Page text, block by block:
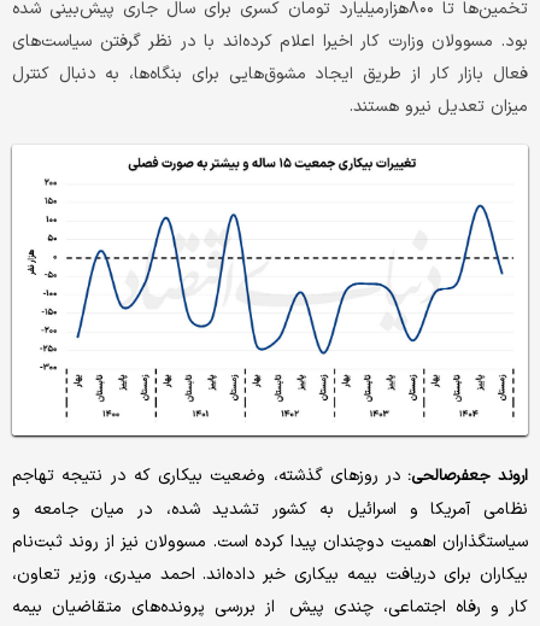
تخمین‌ها تا ۸۰۰هزار‌میلیارد تومان کسری برای سال جاری پیش‌بینی شده
بود. مسوولان وزارت کار اخیرا اعلام کرده‌اند با در نظر گرفتن سیاست‌های
فعال بازار کار از طریق ایجاد مشوق‌هایی برای بنگاه‌ها، به دنبال کنترل
میزان تعدیل نیرو هستند.
اروند جعفرصالحی: در روزهای گذشته، وضعیت بیکاری که در نتیجه تهاجم
نظامی آمریکا و اسرائیل به کشور تشدید شده، در میان جامعه و
سیاستگذاران اهمیت دوچندان پیدا کرده است. مسوولان نیز از روند ثبت‌نام
بیکاران برای دریافت بیمه بیکاری خبر داده‌اند. احمد میدری، وزیر تعاون،
کار و رفاه اجتماعی، چندی پیش از بررسی پرونده‌های متقاضیان بیمه